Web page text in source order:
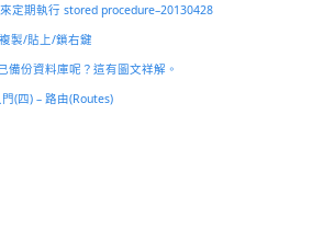
定期執行 stored procedure–20130428
製/貼上/鎖右鍵
備份資料庫呢？這有圖文祥解。
(四) – 路由(Routes)